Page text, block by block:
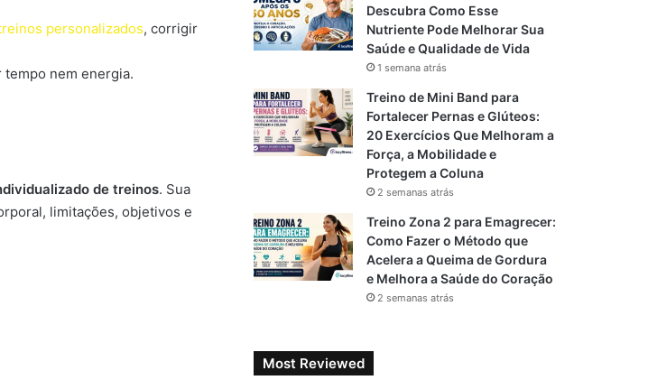
personalizados, corrigir
tempo nem energia.
de treinos. Sua
limitações, objetivos e
Descubra Como Esse
Nutriente Pode Melhorar Sua
Saúde e Qualidade de Vida
1 semana atrás
Treino de Mini Band para
Fortalecer Pernas e Glúteos:
20 Exercícios Que Melhoram a
Força, a Mobilidade e
Protegem a Coluna
2 semanas atrás
Treino Zona 2 para Emagrecer:
Como Fazer o Método que
Acelera a Queima de Gordura
e Melhora a Saúde do Coração
2 semanas atrás
Most Reviewed